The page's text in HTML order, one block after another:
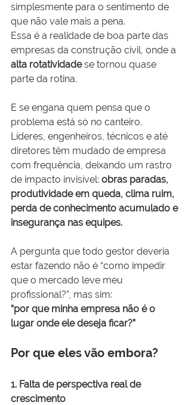
simplesmente para o sentimento de
que não vale mais a pena.
Essa é a realidade de boa parte das
empresas da construção civil, onde a
alta rotatividade se tornou quase
parte da rotina.
E se engana quem pensa que o
problema está só no canteiro.
Líderes, engenheiros, técnicos e até
diretores têm mudado de empresa
com frequência, deixando um rastro
de impacto invisível: obras paradas,
produtividade em queda, clima ruim,
perda de conhecimento acumulado e
insegurança nas equipes.
A pergunta que todo gestor deveria
estar fazendo não é “como impedir
que o mercado leve meu
profissional?”, mas sim:
“por que minha empresa não é o
lugar onde ele deseja ficar?”
Por que eles vão embora?
1. Falta de perspectiva real de
crescimento